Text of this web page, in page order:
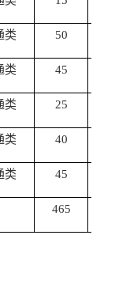
类 50
类 45
类 25
类 40
类 45
465